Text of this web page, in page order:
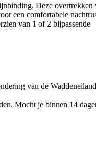
Deze overtrekken
een comfortabele
van 1 of 2 bijpassende
van de
Mocht je binnen 14